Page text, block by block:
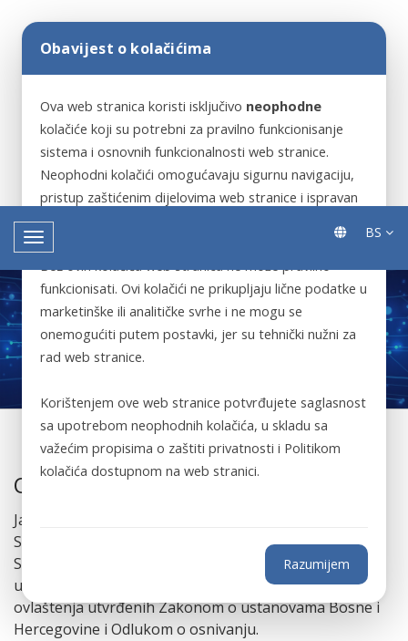
Obavijest o kolačićima
Ova web stranica koristi isključivo neophodne
kolačiće koji su potrebni za pravilno funkcionisanje
sistema i osnovnih funkcionalnosti web stranice.
Neophodni kolačići omogućavaju sigurnu navigaciju,
pristup zaštićenim dijelovima web stranice i ispravan
rad ključnih servisa.
Bez ovih kolačića web stranica ne može pravilno
funkcionisati. Ovi kolačići ne prikupljaju lične podatke u
marketinške ili analitičke svrhe i ne mogu se
onemogućiti putem postavki, jer su tehnički nužni za
rad web stranice.
Korištenjem ove web stranice potvrđujete saglasnost
sa upotrebom neophodnih kolačića, u skladu sa
važećim propisima o zaštiti privatnosti i Politikom
kolačića dostupnom na web stranici.
Razumijem
BS
O nama
Javna ustanova „Centar za napredne tehnologije u
Sarajevu“ je osnovana 2018. godine od strane
Skupštine Kantona Sarajevo kao samostalna javna
ustanova u državnom vlasništvu, koja posluje u okviru
ovlaštenja utvrđenih Zakonom o ustanovama Bosne i
Hercegovine i Odlukom o osnivanju.